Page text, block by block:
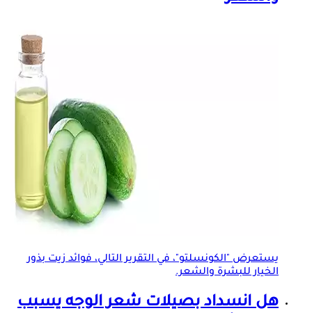
يستعرض "الكونسلتو"، في التقرير التالي، فوائد زيت بذور
الخيار للبشرة والشعر.
هل انسداد بصيلات شعر الوجه يسبب